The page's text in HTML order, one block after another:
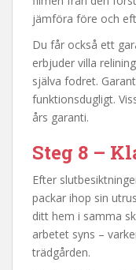
jämföra före och
Du får också ett
erbjuder villa
själva fodret.
funktionsdugligt.
års garanti.
Steg 8 –
Efter
packar ihop sin
ditt hem i samma
arbetet syns –
trädgården.